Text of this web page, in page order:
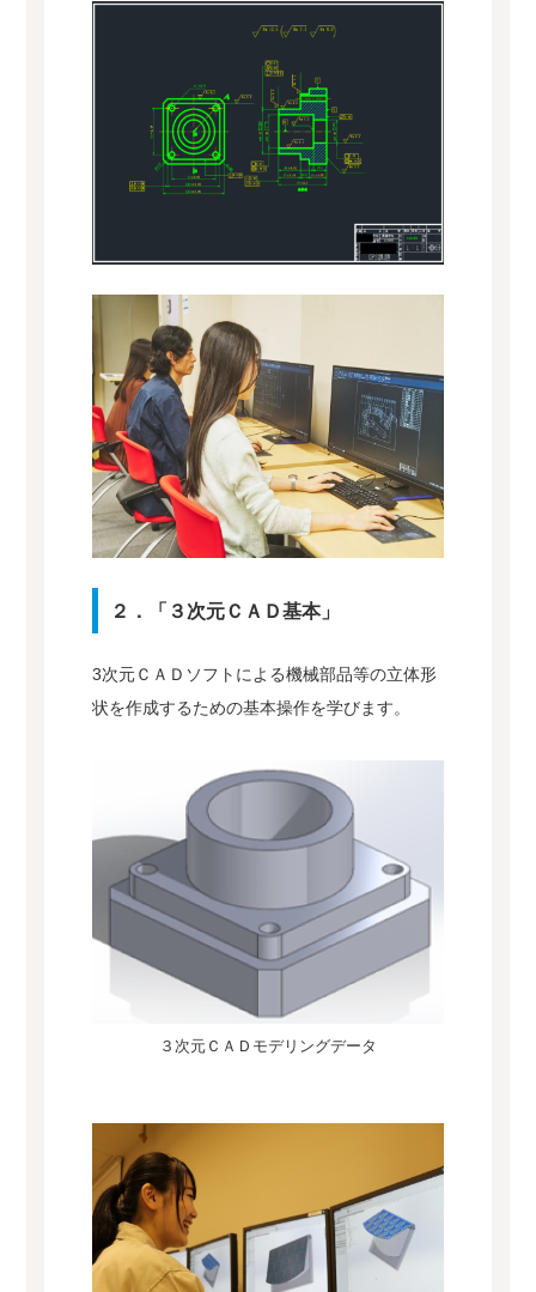
２．「３次元ＣＡＤ基本」
3次元ＣＡＤソフトによる機械部品等の立体形
状を作成するための基本操作を学びます。
３次元ＣＡＤモデリングデータ